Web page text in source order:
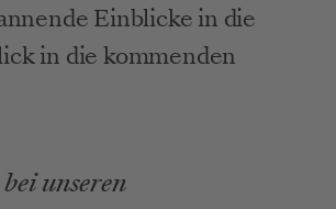
Einblicke in die
in die kommenden
unseren